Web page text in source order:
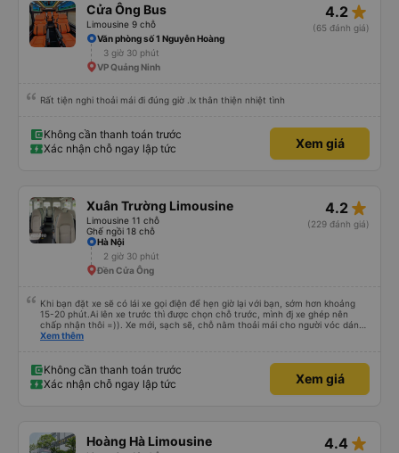
Cửa Ông Bus
Limousine 9 chỗ
4.2 star_rate
(65 đánh giá)
Văn phòng số 1 Nguyễn Hoàng
3 giờ 30 phút
VP Quảng Ninh
Rất tiện nghi thoải mái đi đúng giờ .lx thân thiện nhiệt tình
Không cần thanh toán trước
Xác nhận chỗ ngay lập tức
Xem giá
Xuân Trường Limousine
Limousine 11 chỗ
Ghế ngồi 18 chỗ
4.2 star_rate
(229 đánh giá)
Hà Nội
2 giờ 30 phút
Ðền Cửa Ông
Khi bạn đặt xe sẽ có lái xe gọi điện để hẹn giờ lại với bạn, sớm hơn khoảng
15-20 phút.Ai lên xe trước thì được chọn chỗ trước, mình đj xe ghép nên
chấp nhận thôi =)). Xe mới, sạch sẽ, chỗ nằm thoải mái cho người vóc dáng
vừa ( ai m8 người thì hơi vướng víu xíu ha ). Hừm xe mới, điều hoà lạnh sâu
trong chuyến đi tỉnh dậy sương sương khoảng 2-3 lần nhưng vẫn ngủ ngon
(may béo nên dễ ngủ tỉnh là ngủ típ ). Nhà xe nên mắc cái rèm hay màn
nhựa ngăn cách khách với lái xe, ổm cho 2 bên. Nói chung mình rất có thiện
Xem thêm
Không cần thanh toán trước
Xác nhận chỗ ngay lập tức
Xem giá
Hoàng Hà Limousine 4.4 star_rate